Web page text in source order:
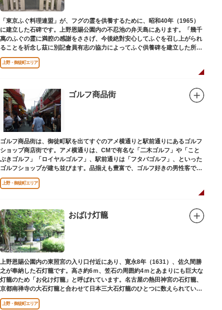
「東京ふぐ料理連盟」が、フグの霊を供養するために、昭和40年（1965）
に建立した石碑です。上野恩賜公園内の不忍池の弁天島にあります。「幾千
萬のふぐの霊に満腔の感謝をささげ、今後絶對安心してふぐを召し上がられ
ることを祈念し茲に別記會員有志の協力によってふぐ供養碑を建立した所以
であります」と刻まれています。
上野・御徒町エリア
ゴルフ商品街
ゴルフ商品街は、御徒町駅を出てすぐのアメ横通りと駅前通りにあるゴルフ
ショップ商店街です。アメ横通りは、CMで有名な「二木ゴルフ」や「こと
ぶきゴルフ」「ロイヤルゴルフ」、駅前通りは「フタバゴルフ」、といった
ゴルフショップが建ち並びます。品揃えも豊富で、ゴルフ好きの男性客で賑
わっています。
上野・御徒町エリア
おばけ灯籠
上野恩賜公園内の東照宮の入り口付近にあり、寛永8年（1631）、佐久間勝
之が奉納した石灯籠です。高さ約6ｍ、笠石の周囲約4ｍとあまりにも巨大な
灯籠のため「お化け灯籠」と呼ばれています。名古屋の熱田神宮の石灯籠、
京都南禅寺の大石灯籠と合わせて日本三大石灯籠のひとつに数えられていま
す。
上野・御徒町エリア